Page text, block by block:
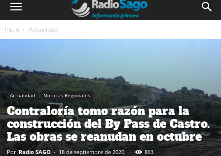
Inicio Actualidad
Actualidad Noticias Regionales
Contraloría tomo razón para la
construcción del By Pass de Castro.
Las obras se reanudan en octubre
Por Radio SAGO - 18 de septiembre de 2020 863